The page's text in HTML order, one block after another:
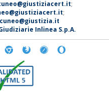
;
;
Inlinea S.p.A.